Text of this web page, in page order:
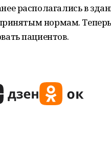
располагались в
нормам.
пациентов.